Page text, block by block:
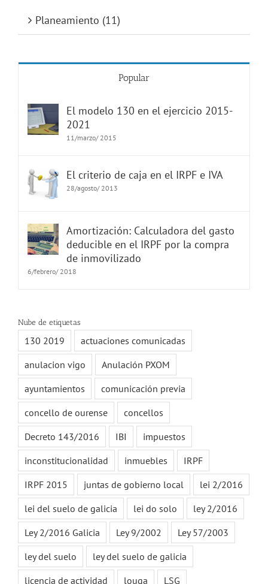
Planeamiento (11)
Popular
El modelo 130 en el ejercicio 2015-
2021
11/marzo/ 2015
El criterio de caja en el IRPF e IVA
28/agosto/ 2013
Amortización: Calculadora del gasto
deducible en el IRPF por la compra
de inmovilizado
6/febrero/ 2018
Nube de etiquetas
130 2019
actuaciones comunicadas
anulacion vigo
Anulación PXOM
ayuntamientos
comunicación previa
concello de ourense
concellos
Decreto 143/2016
IBI
impuestos
inconstitucionalidad
inmuebles
IRPF
IRPF 2015
juntas de gobierno local
lei 2/2016
lei del suelo de galicia
lei do solo
ley 2/2016
Ley 2/2016 Galicia
Ley 9/2002
Ley 57/2003
ley del suelo
ley del suelo de galicia
licencia de actividad
louga LSG